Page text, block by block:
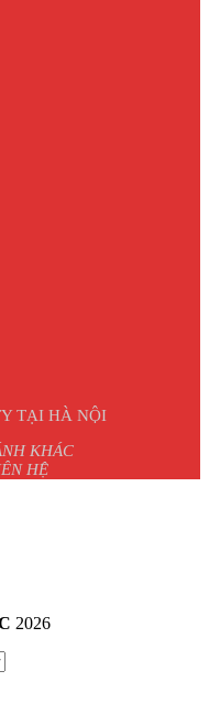
TẠI HÀ NỘI
KHÁC
HỆ
2026